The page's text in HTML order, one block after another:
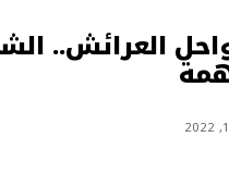
العرائش..